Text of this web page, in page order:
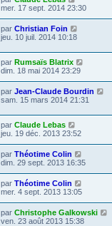
mer. 17 sept. 2014 23:30
par Christian Foin
jeu. 10 juil. 2014 10:18
par Rumsaïs Blatrix
dim. 18 mai 2014 23:29
par Jean-Claude Bourdin
sam. 15 mars 2014 21:31
par Claude Lebas
jeu. 19 déc. 2013 23:52
par Théotime Colin
dim. 29 sept. 2013 16:35
par Théotime Colin
mer. 4 sept. 2013 13:05
par Christophe Galkowski
ven. 23 août 2013 15:38